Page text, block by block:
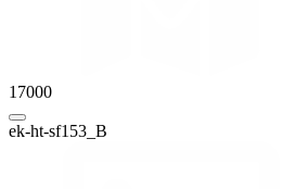
17000
ek-ht-sf153_B